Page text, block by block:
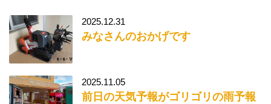
2025.12.31
みなさんのおかげです
2025.11.05
前日の天気予報がゴリゴリの雨予報